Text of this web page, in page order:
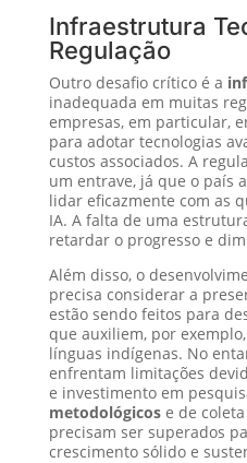
Infraestrutura
Regulação
Outro desafio crítico é a
inadequada em muitas
empresas, em particular,
para adotar tecnologias
custos associados. A
um entrave, já que o país
lidar eficazmente com as
IA. A falta de uma
retardar o progresso e
Além disso, o
precisa considerar a
estão sendo feitos para
que auxiliem, por
línguas indígenas. No
enfrentam limitações
e investimento em
metodológicose de
precisam ser superados
crescimento sólido e